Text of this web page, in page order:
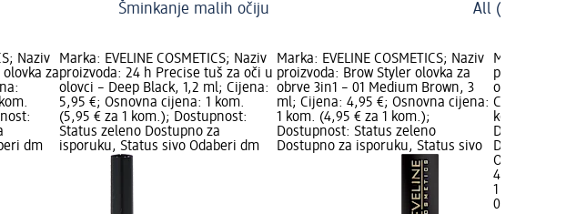
Šminkanje malih očiju All (Cat)eyes
Naziv
za
dm
Marka: EVELINE COSMETICS; Naziv
proizvoda: 24 h Precise tuš za oči u
olovci – Deep Black, 1,2 ml; Cijena:
5,95 €; Osnovna cijena: 1 kom.
(5,95 € za 1 kom.); Dostupnost:
Status zeleno Dostupno za
isporuku, Status sivo Odaberi dm
Marka: EVELINE COSMETICS; Naziv
proizvoda: Brow Styler olovka za
obrve 3in1 – 01 Medium Brown, 3
ml; Cijena: 4,95 €; Osnovna cijena:
1 kom. (4,95 € za 1 kom.);
Dostupnost: Status zeleno
Dostupno za isporuku, Status sivo
Marka:
proizvoda:
obrve 3in1
Cijena:
kom. (4,95
Dostupno
Odaberi
4,95 €
1 kom.